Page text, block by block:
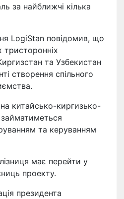
за найближчі кілька
LogiStan повідомив, що
тристоронніх
та Узбекистан
створення спільного
китайсько-киргизько-
та керуванням
має перейти у
проекту.
президента